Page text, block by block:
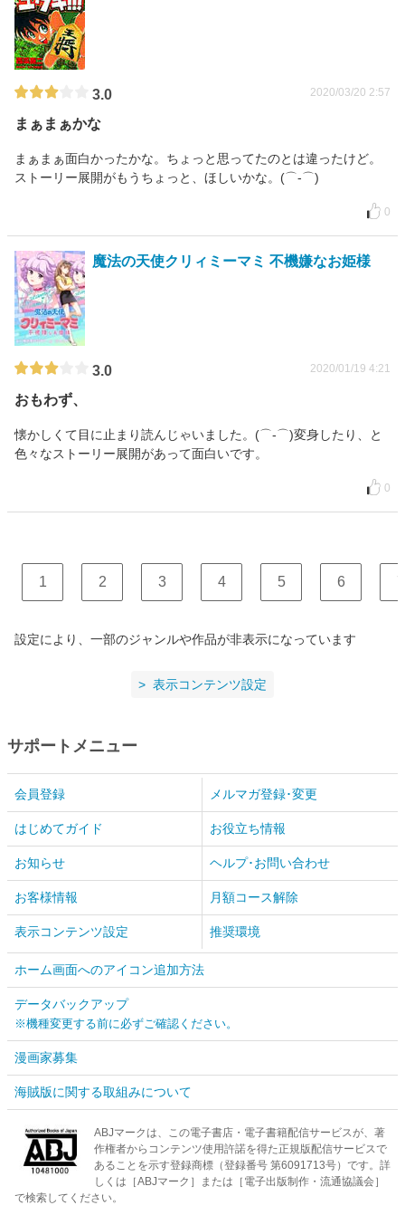
3.0 2020/03/20 2:57
まぁまぁかな
まぁまぁ面白かったかな。ちょっと思ってたのとは違ったけど。
ストーリー展開がもうちょっと、ほしいかな。(⌒‐⌒)
0
魔法の天使クリィミーマミ 不機嫌なお姫様
3.0 2020/01/19 4:21
おもわず、
懐かしくて目に止まり読んじゃいました。(⌒‐⌒)変身したり、と
色々なストーリー展開があって面白いです。
0
1 2 3 4 5 6 7
設定により、一部のジャンルや作品が非表示になっています
表示コンテンツ設定
サポートメニュー
会員登録 メルマガ登録･変更
はじめてガイド お役立ち情報
お知らせ ヘルプ･お問い合わせ
お客様情報 月額コース解除
表示コンテンツ設定 推奨環境
ホーム画面へのアイコン追加方法
データバックアップ
※機種変更する前に必ずご確認ください。
漫画家募集
海賊版に関する取組みについて
ABJマークは、この電子書店・電子書籍配信サービスが、著
作権者からコンテンツ使用許諾を得た正規版配信サービスで
あることを示す登録商標（登録番号 第6091713号）です。詳
しくは［ABJマーク］または［電子出版制作・流通協議会］
で検索してください。